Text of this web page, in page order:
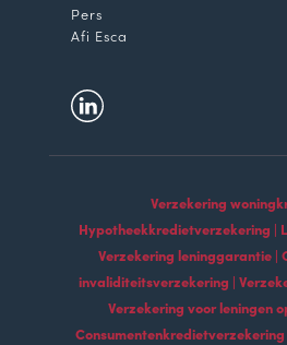
Pers
Afi Esca
Verzekering
Hypotheekkredietverzekering |
Verzekering leninggarantie |
invaliditeitsverzekering |
Verzekering voor leningen